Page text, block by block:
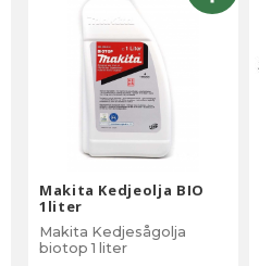
Makita Kedjeolja BIO
1liter
Makita Kedjesågolja
biotop 1 liter